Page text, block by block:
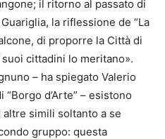
il ritorno al passato di
la riflessione de “La
di proporre la Città di
cittadini lo meritano».
– ha spiegato Valerio
d’Arte” – esistono
simili soltanto a se
gruppo: questa